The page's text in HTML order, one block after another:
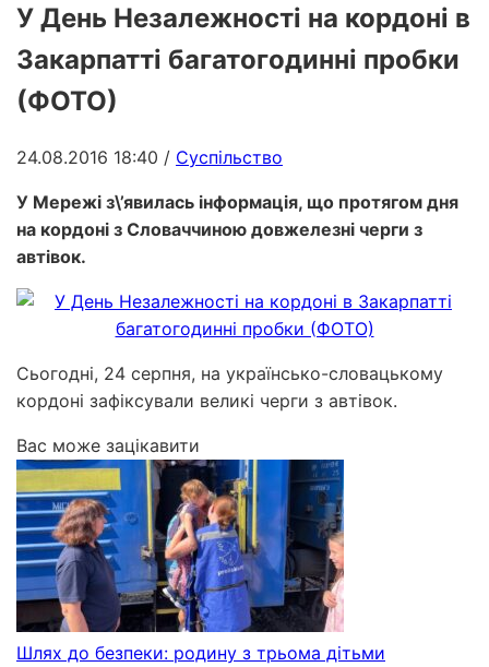
У День Незалежності на кордоні в
Закарпатті багатогодинні пробки
(ФОТО)
24.08.2016 18:40 / Суспільство
У Мережі з\’явилась інформація, що протягом дня
на кордоні з Словаччиною довжелезні черги з
автівок.
Сьогодні, 24 серпня, на українсько-словацькому
кордоні зафіксували великі черги з автівок.
Вас може зацікавити
Шлях до безпеки: родину з трьома дітьми